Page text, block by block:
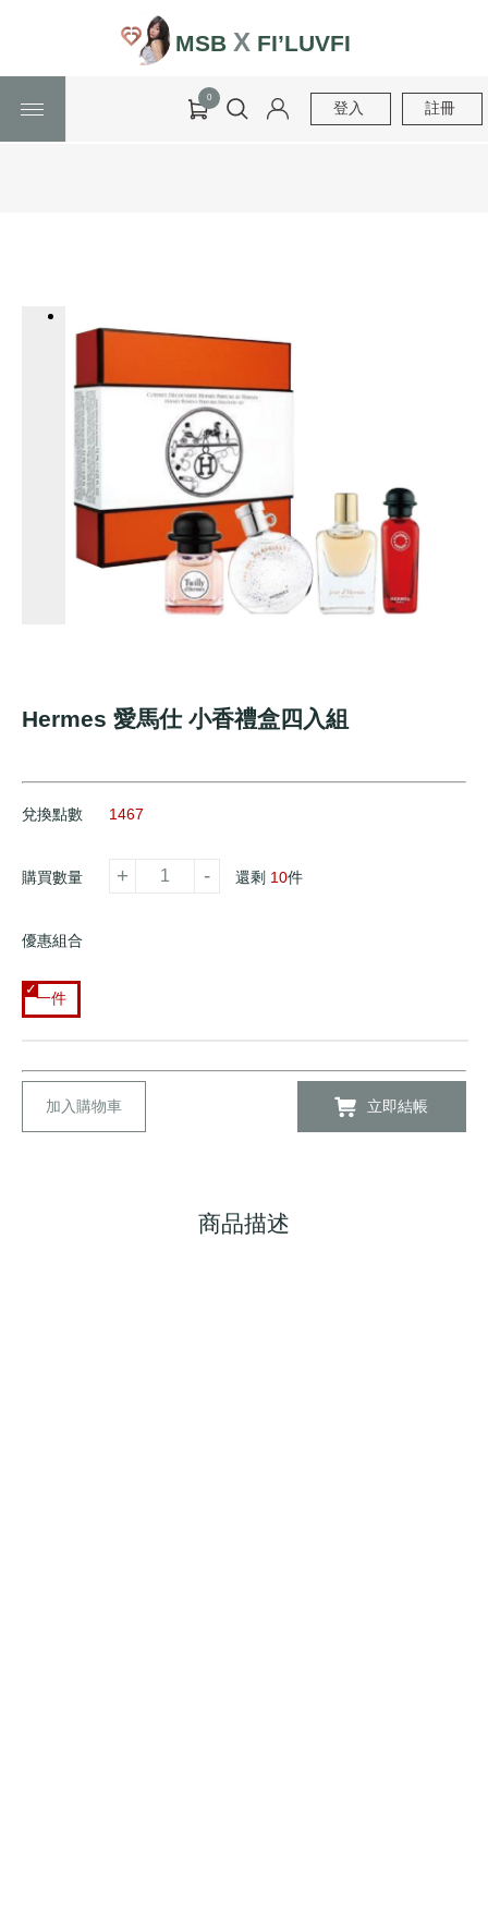
MSB X FI’LUVFI
0
登入 註冊
Hermes 愛馬仕 小香禮盒四入組
兌換點數 1467
購買數量 + - 還剩 10件
優惠組合
一件
加入購物車 立即結帳
商品描述